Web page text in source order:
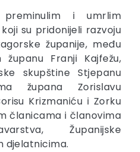
i umrlim
su pridonijeli razvoju
županije, među
Franji Kajfežu,
skupštine Stjepanu
župana Zorislavu
Krizmaniću i Zorku
članicama i članovima
Županijske
djelatnicima.